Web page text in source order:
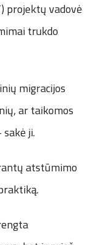
projektų vadovė
trukdo
migracijos
ar taikomos
ji.
atstūmimo